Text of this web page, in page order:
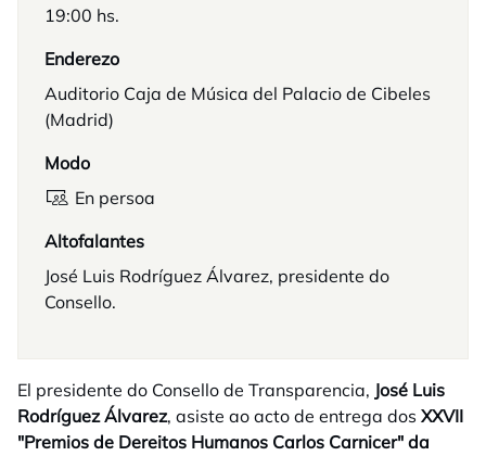
19:00 hs.
Enderezo
Auditorio Caja de Música del Palacio de Cibeles
(Madrid)
Modo
En persoa
Altofalantes
José Luis Rodríguez Álvarez, presidente do
Consello.
El presidente do Consello de Transparencia, José Luis
Rodríguez Álvarez, asiste ao acto de entrega dos XXVII
"Premios de Dereitos Humanos Carlos Carnicer" da